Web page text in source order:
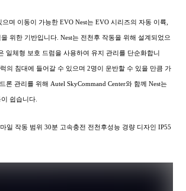
며 이동이 가능한 EVO Nest는 EVO 시리즈의 자동 이륙,
위한 기반입니다. Nest는 전천후 작동을 위해 설계되었으
일체형 보호 드럼을 사용하여 유지 관리를 단순화합니
의 침대에 들어갈 수 있으며 2명이 운반할 수 있을 만큼 가
론 관리를 위해 Autel SkyCommand Center와 함께 Nest는
쉽습니다.
일 작동 범위 30분 고속충전 전천후성능 경량 디자인 IP55